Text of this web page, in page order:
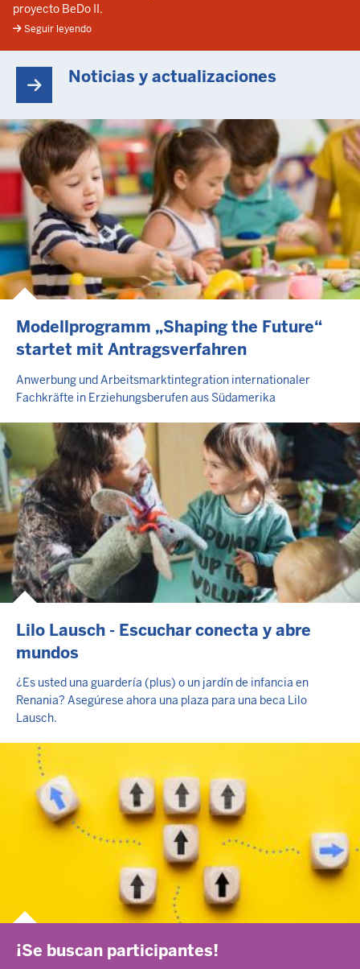
proyecto BeDo II.
Seguir leyendo
Noticias y actualizaciones
Modellprogramm „Shaping the Future“
startet mit Antragsverfahren
Anwerbung und Arbeitsmarktintegration internationaler
Fachkräfte in Erziehungsberufen aus Südamerika
Lilo Lausch - Escuchar conecta y abre
mundos
¿Es usted una guardería (plus) o un jardín de infancia en
Renania? Asegúrese ahora una plaza para una beca Lilo
Lausch.
¡Se buscan participantes!